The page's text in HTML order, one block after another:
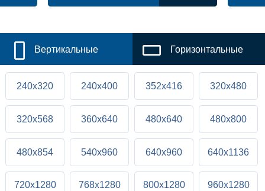
Вертикальные Горизонтальные
240x320 240x400 352x416 320x480
320x568 360x640 480x640 480x800
480x854 540x960 640x960 640x1136
720x1280 768x1280 800x1280 960x1280